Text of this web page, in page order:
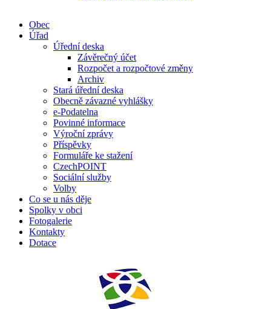
Obec
Úřad
Úřední deska
Závěrečný účet
Rozpočet a rozpočtové změny
Archiv
Stará úřední deska
Obecně závazné vyhlášky
e-Podatelna
Povinné informace
Výroční zprávy
Příspěvky
Formuláře ke stažení
CzechPOINT
Sociální služby
Volby
Co se u nás děje
Spolky v obci
Fotogalerie
Kontakty
Dotace